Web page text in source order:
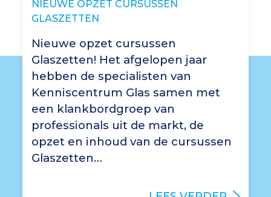
NIEUWE OPZET CURSUSSEN
GLASZETTEN
Nieuwe opzet cursussen
Glaszetten! Het afgelopen jaar
hebben de specialisten van
Kenniscentrum Glas samen met
een klankbordgroep van
professionals uit de markt, de
opzet en inhoud van de cursussen
Glaszetten…